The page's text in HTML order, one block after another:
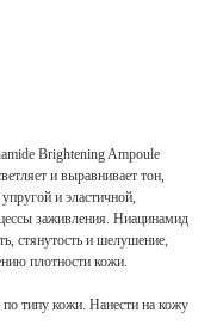
Brightening Ampoule
и выравнивает тон,
и эластичной,
заживления. Ниацинамид
стянутость и шелушение,
плотности кожи.
типу кожи. Нанести на кожу